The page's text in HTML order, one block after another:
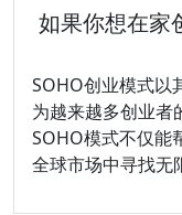
如果你想在家
SOHO创业模式以
为越来越多创业者
SOHO模式不仅能
全球市场中寻找无